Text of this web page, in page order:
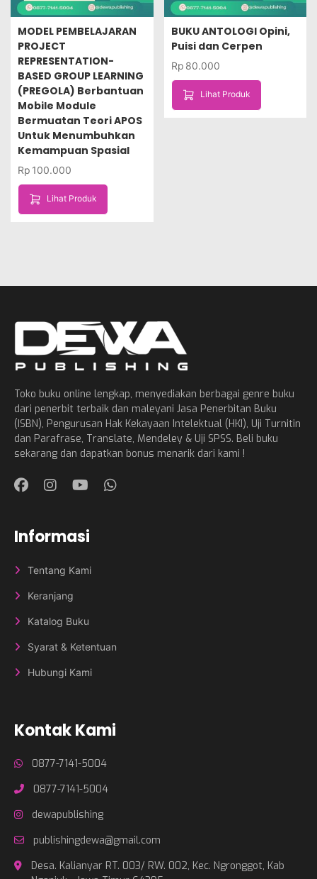
MODEL PEMBELAJARAN
PROJECT
REPRESENTATION-
BASED GROUP LEARNING
(PREGOLA) Berbantuan
Mobile Module
Bermuatan Teori APOS
Untuk Menumbuhkan
Kemampuan Spasial
Rp 100.000
Lihat Produk
BUKU ANTOLOGI Opini,
Puisi dan Cerpen
Rp 80.000
Lihat Produk
Toko buku online lengkap, menyediakan berbagai genre buku
dari penerbit terbaik dan maleyani Jasa Penerbitan Buku
(ISBN), Pengurusan Hak Kekayaan Intelektual (HKI), Uji Turnitin
dan Parafrase, Translate, Mendeley & Uji SPSS. Beli buku
sekarang dan dapatkan bonus menarik dari kami !
Informasi
Tentang Kami
Keranjang
Katalog Buku
Syarat & Ketentuan
Hubungi Kami
Kontak Kami
0877-7141-5004
0877-7141-5004
dewapublishing
publishingdewa@gmail.com
Desa. Kalianyar RT. 003/ RW. 002, Kec. Ngronggot, Kab